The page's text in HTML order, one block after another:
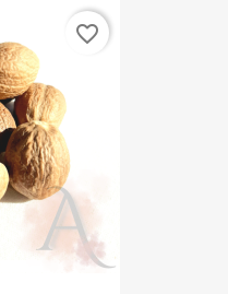
favorite_border